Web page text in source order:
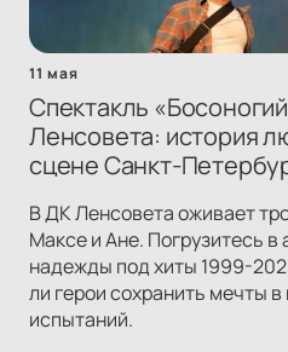
11 мая
Спектакль
Ленсовета: история
сцене Санкт-
В ДК Ленсовета оживает
Максе и Ане. Погрузитесь
надежды под хиты 1999-
ли герои сохранить мечты
испытаний.